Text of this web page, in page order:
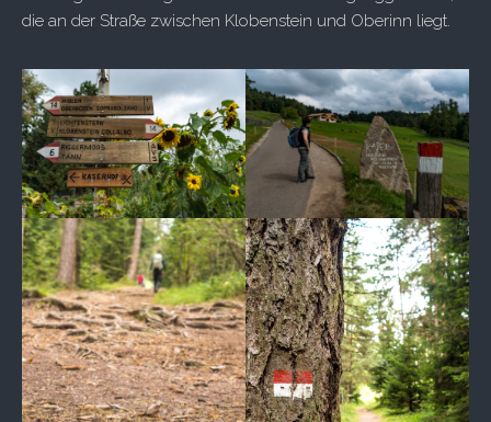
die an der Straße zwischen Klobenstein und Oberinn liegt.